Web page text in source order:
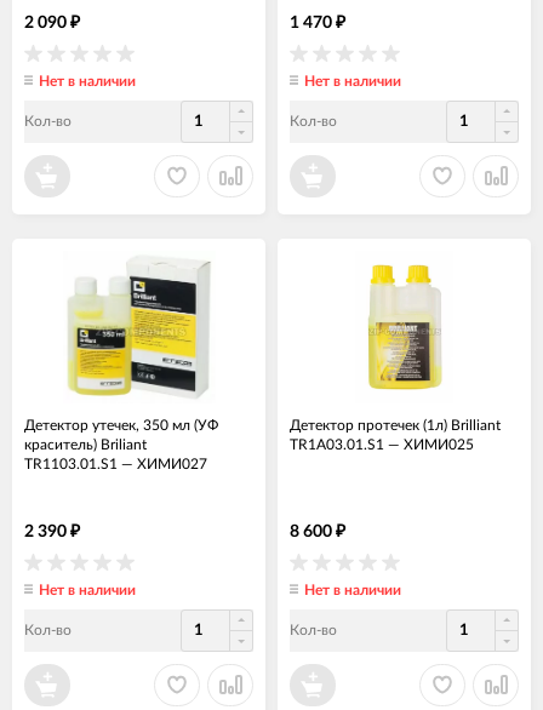
2 090 ₽
Нет в наличии
Кол-во
1 470 ₽
Нет в наличии
Кол-во
Детектор утечек, 350 мл (УФ
краситель) Briliant
TR1103.01.S1 — ХИМИ027
2 390 ₽
Нет в наличии
Кол-во
Детектор протечек (1л) Brilliant
TR1A03.01.S1 — ХИМИ025
8 600 ₽
Нет в наличии
Кол-во